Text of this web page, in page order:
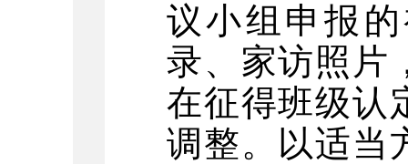
议小组申报
录、家访照片
在征得班级认
调整。以适当